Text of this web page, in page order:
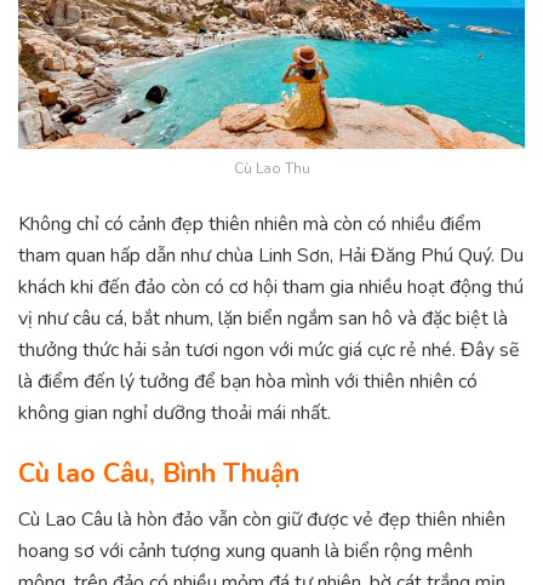
Cù Lao Thu
Không chỉ có cảnh đẹp thiên nhiên mà còn có nhiều điểm
tham quan hấp dẫn như chùa Linh Sơn, Hải Đăng Phú Quý. Du
khách khi đến đảo còn có cơ hội tham gia nhiều hoạt động thú
vị như câu cá, bắt nhum, lặn biển ngắm san hô và đặc biệt là
thưởng thức hải sản tươi ngon với mức giá cực rẻ nhé. Đây sẽ
là điểm đến lý tưởng để bạn hòa mình với thiên nhiên có
không gian nghỉ dưỡng thoải mái nhất.
Cù lao Câu, Bình Thuận
Cù Lao Câu là hòn đảo vẫn còn giữ được vẻ đẹp thiên nhiên
hoang sơ với cảnh tượng xung quanh là biển rộng mênh